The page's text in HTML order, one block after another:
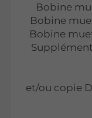
Bobine
Bobine
Bobine
et/ou copie